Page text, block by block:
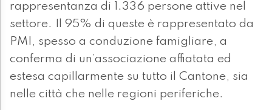
rappresentanza di 1.336 persone attive nel
settore. Il 95% di queste è rappresentato da
PMI, spesso a conduzione famigliare, a
conferma di un’associazione affiatata ed
estesa capillarmente su tutto il Cantone, sia
nelle città che nelle regioni periferiche.